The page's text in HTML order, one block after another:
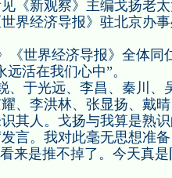
《新观察》主编戈扬老
界经济导报》驻北京办
《世界经济导报》全体同
活在我们心中”。
、于光远、李昌、秦川、
、李洪林、张显扬、戴
其人。戈扬与我算是熟
言。我对此毫无思想准
来是推不掉了。今天真